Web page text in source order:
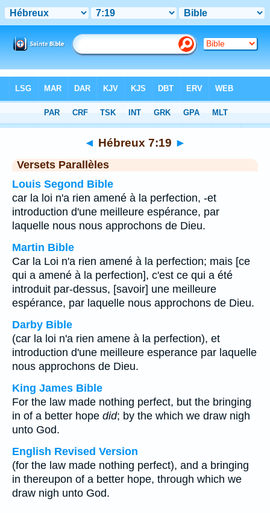
Chapitre 7 > Verset 19
◄ Hébreux 7:19 ►
Versets Parallèles
Louis Segond Bible
car la loi n'a rien amené à la perfection, -et
introduction d'une meilleure espérance, par
laquelle nous nous approchons de Dieu.
Martin Bible
Car la Loi n'a rien amené à la perfection; mais [ce
qui a amené à la perfection], c'est ce qui a été
introduit par-dessus, [savoir] une meilleure
espérance, par laquelle nous approchons de Dieu.
Darby Bible
(car la loi n'a rien amene à la perfection), et
introduction d'une meilleure esperance par laquelle
nous approchons de Dieu.
King James Bible
For the law made nothing perfect, but the bringing
in of a better hope did; by the which we draw nigh
unto God.
English Revised Version
(for the law made nothing perfect), and a bringing
in thereupon of a better hope, through which we
draw nigh unto God.